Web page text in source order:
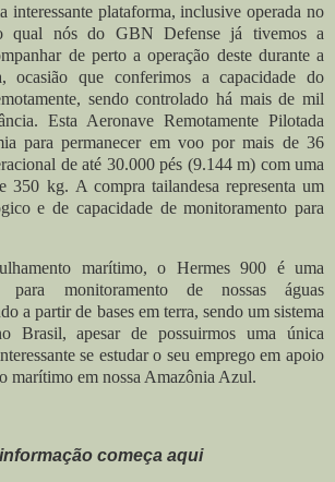
interessante plataforma, inclusive operada no
qual nós do GBN Defense já tivemos a
de perto a operação deste durante a
ocasião que conferimos a capacidade do
sendo controlado há mais de mil
Esta Aeronave Remotamente Pilotada
para permanecer em voo por mais de 36
de até 30.000 pés (9.144 m) com uma
350 kg. A compra tailandesa representa um
e de capacidade de monitoramento para
marítimo, o Hermes 900 é uma
para monitoramento de nossas águas
a partir de bases em terra, sendo um sistema
Brasil, apesar de possuirmos uma única
se estudar o seu emprego em apoio
marítimo em nossa Amazônia Azul.
começa aqui